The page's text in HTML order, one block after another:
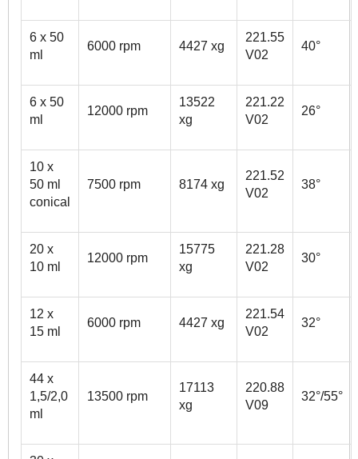
6 x 50
ml
6000 rpm 4427 xg
221.55
V02
40°
6 x 50
ml
12000 rpm
13522
xg
221.22
V02
26°
10 x
50 ml
conical
7500 rpm 8174 xg
221.52
V02
38°
20 x
10 ml
12000 rpm
15775
xg
221.28
V02
30°
12 x
15 ml
6000 rpm 4427 xg
221.54
V02
32°
44 x
1,5/2,0
ml
13500 rpm
17113
xg
220.88
V09
32°/55°